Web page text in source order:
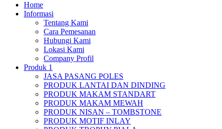
Home
Informasi
Tentang Kami
Cara Pemesanan
Hubungi Kami
Lokasi Kami
Company Profil
Produk 1
JASA PASANG POLES
PRODUK LANTAI DAN DINDING
PRODUK MAKAM STANDART
PRODUK MAKAM MEWAH
PRODUK NISAN – TOMBSTONE
PRODUK MOTIF INLAY